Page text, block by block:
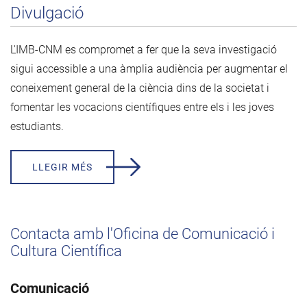
Divulgació
L'IMB-CNM es compromet a fer que la seva investigació
sigui accessible a una àmplia audiència per augmentar el
coneixement general de la ciència dins de la societat i
fomentar les vocacions científiques entre els i les joves
estudiants.
LLEGIR MÉS
Contacta amb l'Oficina de Comunicació i
Cultura Científica
Comunicació